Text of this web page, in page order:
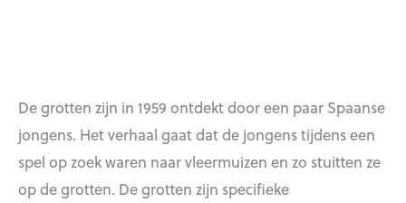
De grotten zijn in 1959 ontdekt door een paar Spaanse
jongens. Het verhaal gaat dat de jongens tijdens een
spel op zoek waren naar vleermuizen en zo stuitten ze
op de grotten. De grotten zijn specifieke